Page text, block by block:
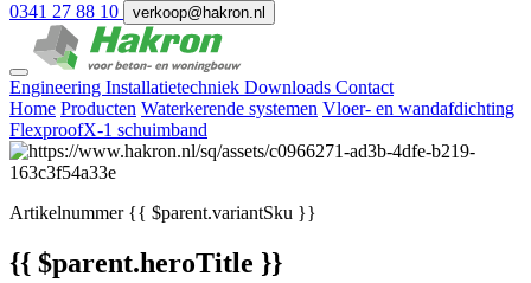
0341 27 88 10
verkoop@hakron.nl
Engineering Installatietechniek Downloads Contact
Home Producten Waterkerende systemen Vloer- en wandafdichting
FlexproofX-1 schuimband
Artikelnummer{{ $parent.variantSku }}
{{ $parent.heroTitle }}